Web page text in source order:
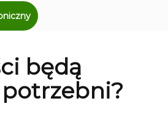
będą
potrzebni?